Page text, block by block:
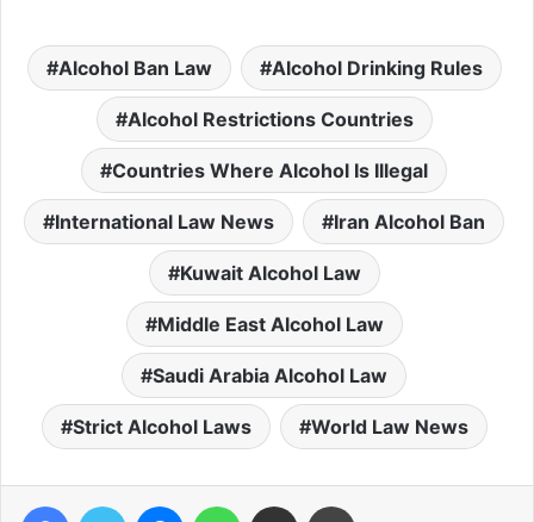
Alcohol Ban Law Alcohol Drinking Rules
Alcohol Restrictions Countries
Countries Where Alcohol Is Illegal
International Law News Iran Alcohol Ban
Kuwait Alcohol Law
Middle East Alcohol Law
Saudi Arabia Alcohol Law
Strict Alcohol Laws World Law News
FacebookTwitter MessengerWhatsAppShare via Email